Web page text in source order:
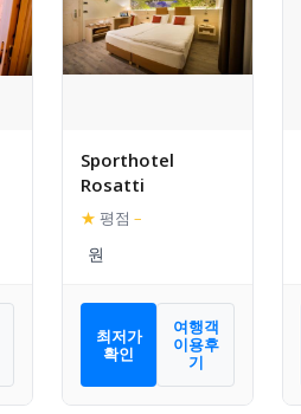
Sporthotel
Rosatti
★ 평점 –
최저가
확인
여행객
이용후
기